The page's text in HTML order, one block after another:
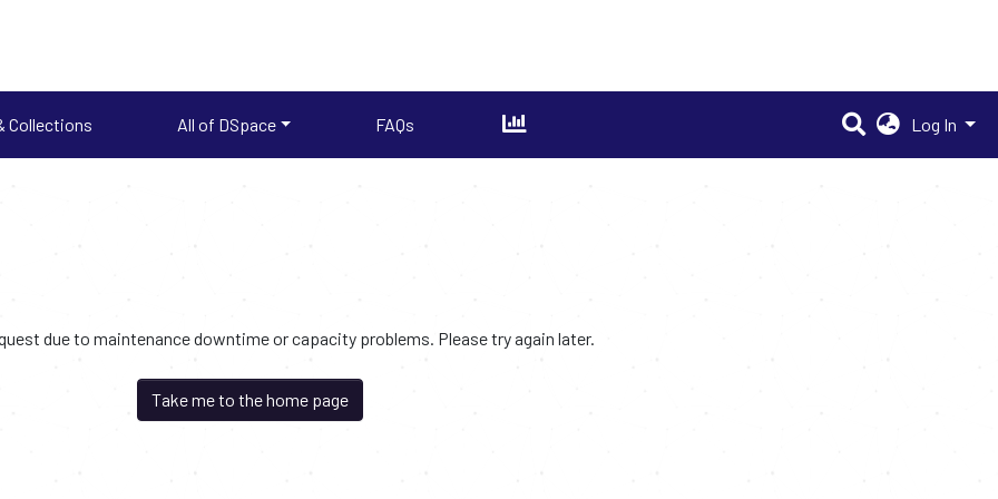
Collections All of DSpace FAQs Log In
due to maintenance downtime or capacity problems. Please try again later.
Take me to the home page